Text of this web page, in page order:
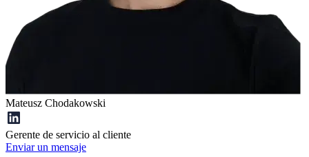
Mateusz Chodakowski
Gerente de servicio al cliente
Enviar un mensaje